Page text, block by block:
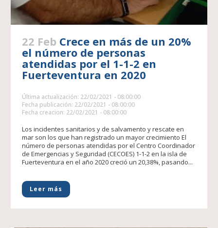
22 Feb Crece en más de un 20%
el número de personas
atendidas por el 1-1-2 en
Fuerteventura en 2020
Última actualización: 22/02/2021 - 08:00:00
Fecha publicación: 22/02/2021 - 08:00:00
Fecha creacion: 22/02/2021 - 08:00:00
Los incidentes sanitarios y de salvamento y rescate en
mar son los que han registrado un mayor crecimiento El
número de personas atendidas por el Centro Coordinador
de Emergencias y Seguridad (CECOES) 1-1-2 en la isla de
Fuerteventura en el año 2020 creció un 20,38%, pasando...
Leer más